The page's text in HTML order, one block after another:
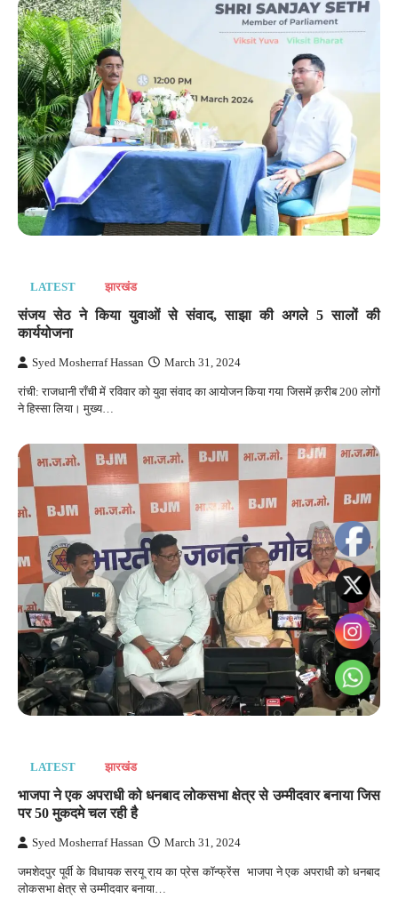
LATEST झारखंड
संजय सेठ ने किया युवाओं से संवाद, साझा की अगले 5 सालों की
कार्ययोजना
Syed Mosherraf Hassan March 31, 2024
रांची: राजधानी राँची में रविवार को युवा संवाद का आयोजन किया गया जिसमें क़रीब 200 लोगों
ने हिस्सा लिया। मुख्य…
LATEST झारखंड
भाजपा ने एक अपराधी को धनबाद लोकसभा क्षेत्र से उम्मीदवार बनाया जिस
पर 50 मुकदमे चल रही है
Syed Mosherraf Hassan March 31, 2024
जमशेदपुर पूर्वी के विधायक सरयू राय का प्रेस कॉन्फ्रेंस भाजपा ने एक अपराधी को धनबाद
लोकसभा क्षेत्र से उम्मीदवार बनाया…